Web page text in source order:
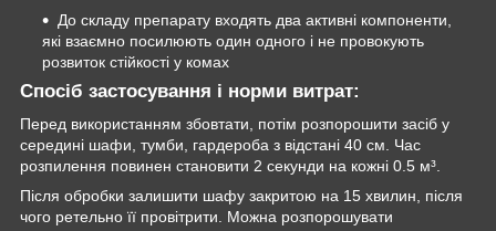
До складу препарату входять два активні компоненти,
які взаємно посилюють один одного і не провокують
розвиток стійкості у комах
Спосіб застосування і норми витрат:
Перед використанням збовтати, потім розпорошити засіб у
середині шафи, тумби, гардероба з відстані 40 см. Час
розпилення повинен становити 2 секунди на кожні 0.5 м³.
Після обробки залишити шафу закритою на 15 хвилин, після
чого ретельно її провітрити. Можна розпорошувати